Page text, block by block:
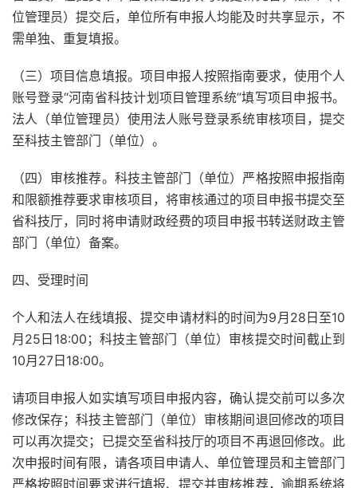
位管理员）提交后，单位所有申报人均能及时共享显示，不
需单独、重复填报。
（三）项目信息填报。项目申报人按照指南要求，使用个人
账号登录“河南省科技计划项目管理系统”填写项目申报书。
法人（单位管理员）使用法人账号登录系统审核项目，提交
至科技主管部门（单位）。
（四）审核推荐。科技主管部门（单位）严格按照申报指南
和限额推荐要求审核项目，将审核通过的项目申报书提交至
省科技厅，同时将申请财政经费的项目申报书转送财政主管
部门（单位）备案。
四、受理时间
个人和法人在线填报、提交申请材料的时间为9月28日至10
月25日18:00；科技主管部门（单位）审核提交时间截止到
10月27日18:00。
请项目申报人如实填写项目申报内容，确认提交前可以多次
修改保存；科技主管部门（单位）审核期间退回修改的项目
可以再次提交；已提交至省科技厅的项目不再退回修改。此
次申报时间有限，请各项目申请人、单位管理员和主管部门
严格按照时间要求进行填报、提交并审核推荐，逾期系统将